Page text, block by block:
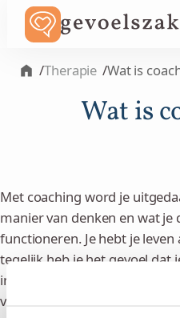
/Therapie /Wat is
Wat is
Met coaching word je
manier van denken en wat
functioneren. Je hebt je
tegelijk heb je het gevoel dat
in wat je doet. Coaching
volledig tot wasdom te laten